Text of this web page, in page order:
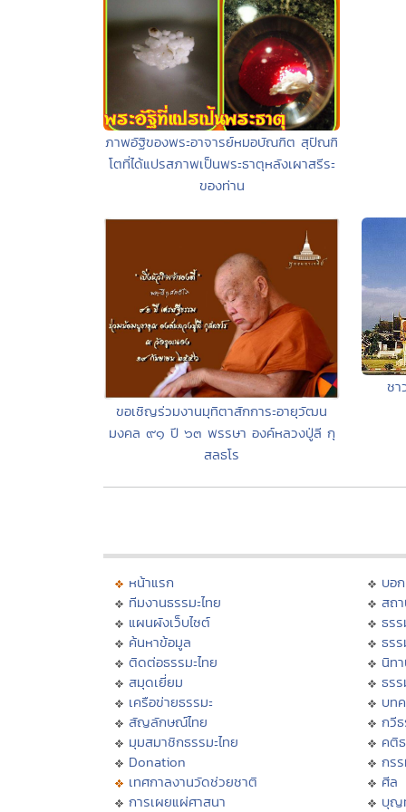
ภาพอัฐิของพระอาจารย์หมอบัณฑิต สุปัณฑิ
โตที่ได้แปรสภาพเป็นพระธาตุหลังเผาสรีระ
ของท่าน
ขอเชิญร่วมงานมุทิตาสักการะอายุวัฒน
มงคล ๙๑ ปี ๖๓ พรรษา องค์หลวงปู่ลี กุ
สลธโร
ชา
หน้าแรก
ทีมงานธรรมะไทย
แผนผังเว็บไซต์
ค้นหาข้อมูล
ติดต่อธรรมะไทย
สมุดเยี่ยม
เครือข่ายธรรมะ
สัญลักษณ์ไทย
มุมสมาชิกธรรมะไทย
Donation
เทศกาลงานวัดช่วยชาติ
การเผยแผ่ศาสนา
บอ
สถ
ธร
ธร
นิท
ธร
บท
กวี
คติ
กร
ศีล
บุญ